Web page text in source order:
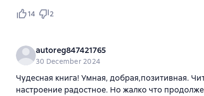
14 2
autoreg847421765
30 December 2024
Чудесная книга! Умная, добрая,позитивная.
настроение радостное. Но жалко что